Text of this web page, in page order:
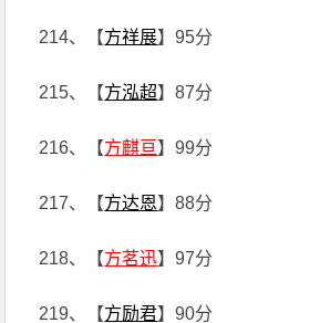
214、【方祥展】95分
215、【方泓超】87分
216、【方麒亘】99分
217、【方达恩】88分
218、【方茗迅】97分
219、【方励君】90分